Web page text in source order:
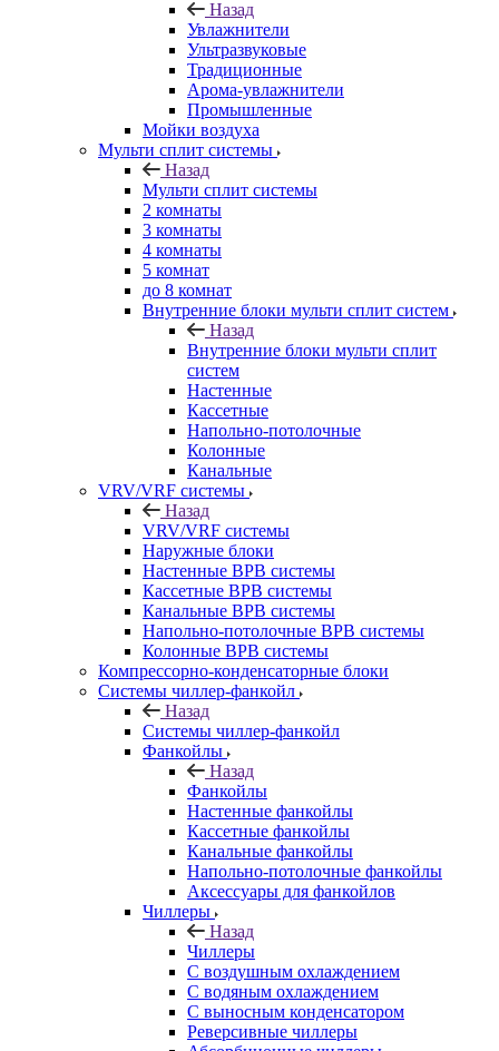
Назад
Увлажнители
Ультразвуковые
Традиционные
Арома-увлажнители
Промышленные
Мойки воздуха
Мульти сплит системы
Назад
Мульти сплит системы
2 комнаты
3 комнаты
4 комнаты
5 комнат
до 8 комнат
Внутренние блоки мульти сплит систем
Назад
Внутренние блоки мульти сплит
систем
Настенные
Кассетные
Напольно-потолочные
Колонные
Канальные
VRV/VRF системы
Назад
VRV/VRF системы
Наружные блоки
Настенные ВРВ системы
Кассетные ВРВ системы
Канальные ВРВ системы
Напольно-потолочные ВРВ системы
Колонные ВРВ системы
Компрессорно-конденсаторные блоки
Системы чиллер-фанкойл
Назад
Системы чиллер-фанкойл
Фанкойлы
Назад
Фанкойлы
Настенные фанкойлы
Кассетные фанкойлы
Канальные фанкойлы
Напольно-потолочные фанкойлы
Аксессуары для фанкойлов
Чиллеры
Назад
Чиллеры
С воздушным охлаждением
С водяным охлаждением
С выносным конденсатором
Реверсивные чиллеры